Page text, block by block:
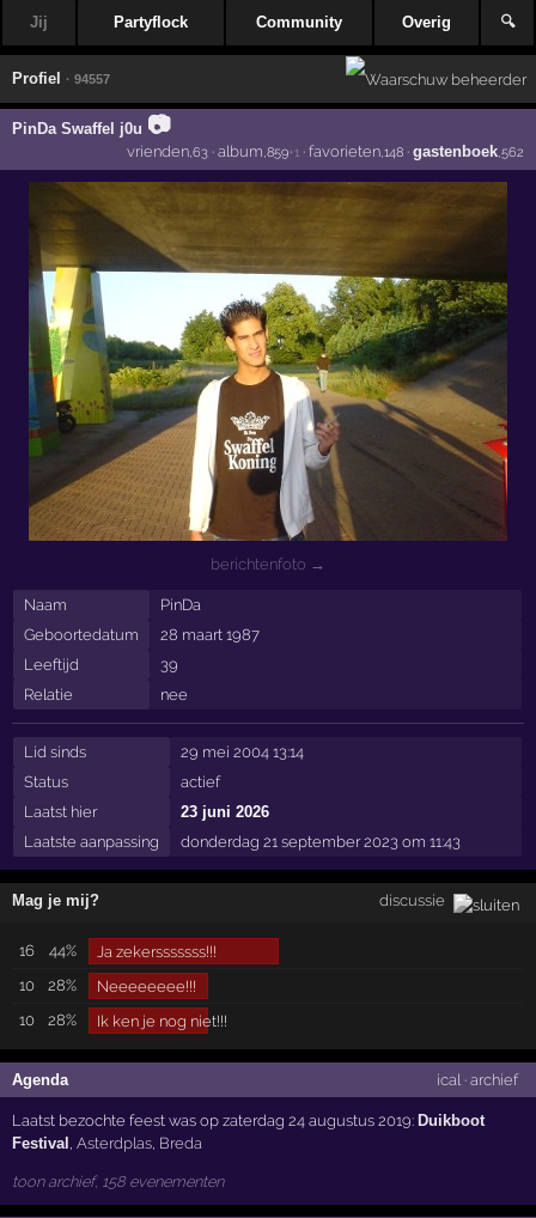
Jij Partyflock Community Overig 🔍
Profiel · 94557
PinDa Swaffel j0u 📷
vrienden,63· album ,859+1· favorieten,148· gastenboek,562
berichtenfoto →
Naam
PinDa
Geboortedatum
28 maart 1987
Leeftijd
39
Relatie
nee
Lid sinds
29 mei 2004 13:14
Status
actief
Laatst hier
23 juni 2026
Laatste aanpassing
donderdag 21 september 2023 om 11:43
Mag je mij? discussie
16 44%
Ja zekersssssss!!!
10
28%
Neeeeeeee!!!
10
28% Ik ken je nog niet!!!
Agenda ical · archief
Laatst bezochte feest was op zaterdag 24 augustus 2019: Duikboot
Festival ,Asterdplas, Breda
toon archief, 158 evenementen